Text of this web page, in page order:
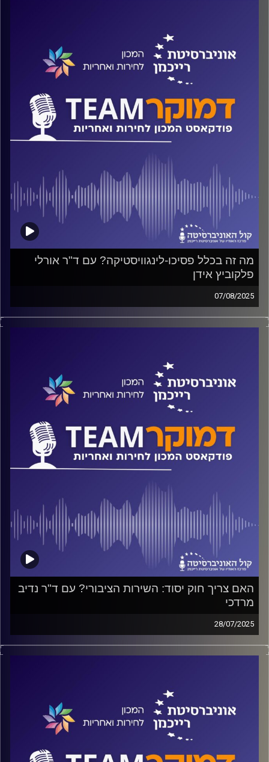
יוביל בהכרח לשינוי התנהגות? על כל אלה ועוד ישוחח ד"ר
חיים וייצמן עם ד"ר רוני פורת
המכון לחירות ואחריות
מה זה בכלל פסיכו-לינגוויסטיקה? עם ד"ר אורלי
פלקוביץ אידן
07/08/2025
פודקאסט המכון לחירות ואחריות באוניברסיטת רייכמן
על כל אלה ועוד ישוחח ד"ר חיים וייצמן עם ד"ר אורלי פלקוביץ
המכון לחירות ואחריות
האם צריך חוק יסוד: השירות הציבורי? עם ד"ר נדיב
מרדכי
28/07/2025
פודקאסט המכון לחירות ואחריות באוניברסיטת רייכמן
על כל אלה ועוד ישוחח ד"ר חיים וייצמן עם ד"ר לירון לביא
המכון לחירות ואחריות